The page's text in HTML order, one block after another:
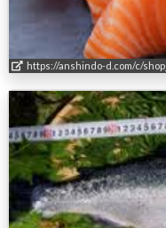
https://anshindo-d.com/c/